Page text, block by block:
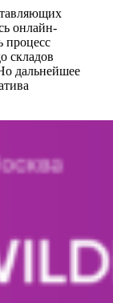
онлайн-
процесс
складов
дальнейшее